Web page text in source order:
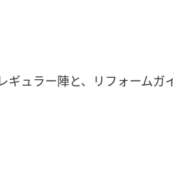
ュラー陣と、リフォームガ